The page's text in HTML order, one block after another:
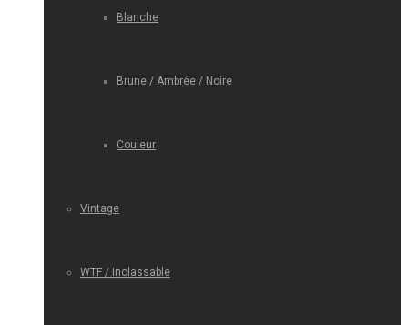
Blanche
Brune / Ambrée / Noire
Couleur
Vintage
WTF / Inclassable